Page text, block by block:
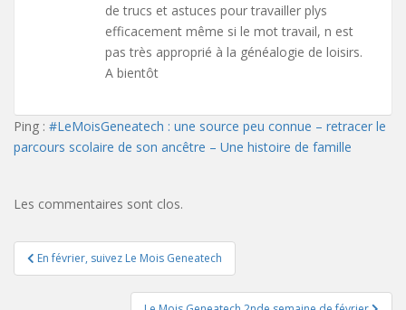
de trucs et astuces pour travailler plys
efficacement même si le mot travail, n est
pas très approprié à la généalogie de loisirs.
A bientôt
Ping : #LeMoisGeneatech : une source peu connue – retracer le
parcours scolaire de son ancêtre – Une histoire de famille
Les commentaires sont clos.
Navigation
de
En février, suivez Le Mois Geneatech